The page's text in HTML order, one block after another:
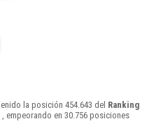
la posición 454.643 del Ranking
empeorando en 30.756 posiciones